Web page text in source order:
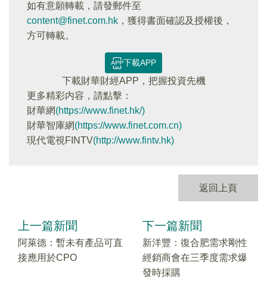
如有意願轉載，請發郵件至
content@finet.com.hk ，獲得書面確認及授權後，
方可轉載。
下載APP
下載財華財經APP，把握投資先機
更多精彩内容，請點擊：
財華網(https://www.finet.hk/)
財華智庫網(https://www.finet.com.cn)
現代電視FINTV(http://www.fintv.hk)
返回上頁
上一篇新聞
阿萊德：暫未有產品可直
接應用於CPO
下一篇新聞
新洋豐：復合肥需求剛性
經銷商會在三季度需求爆
發時採購